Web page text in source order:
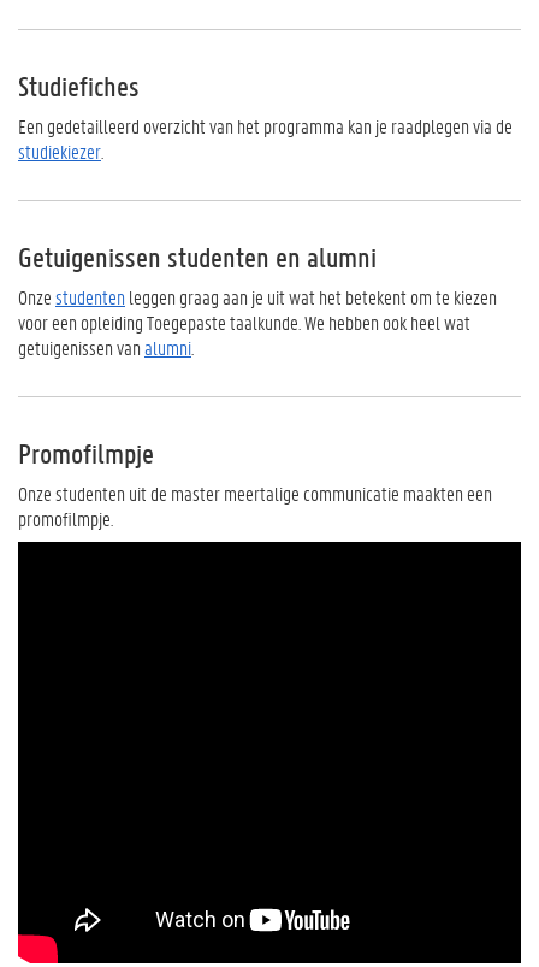
Studiefiches
Een gedetailleerd overzicht van het programma kan je raadplegen via de
studiekiezer
Getuigenissen studenten en alumni
Onzestudenten leggen graag aan je uit wat het betekent om te kiezen
voor een opleiding Toegepaste taalkunde. We hebben ook heel wat
getuigenissen vanalumni
Promofilmpje
Onze studenten uit de master meertalige communicatie maakten een
promofilmpje.